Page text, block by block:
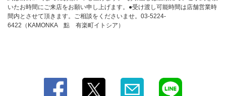
いたお時間にご来店をお願い申し上げます。●受け渡し可能時間は店舗営業時
間内とさせて頂きます。ご相談をくださいませ。03-5224-
6422（KAMONKA 點 有楽町イトシア）
テイクアウト | 過門香 點 有楽町イトシア店
東京都千代田区有楽町２－７－１ 有楽町イトシアプラザ【３階】